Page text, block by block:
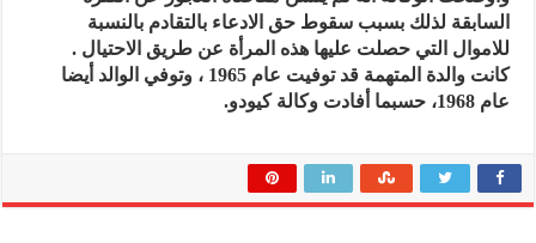
السابقة لذلك بسبب سقوط حق الادعاء بالتقادم بالنسبة
للاموال التي حصلت عليها هذه المرأة عن طريق الاحتيال .
كانت والدة المتهمة قد توفيت عام 1965 ، وتوفي الوالد أيضا
عام 1968، حسبما أفادت وكالة كيودو.